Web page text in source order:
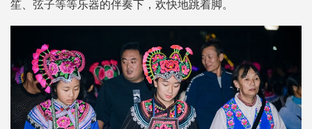
笙、弦子等等乐器的伴奏下，欢快地跳着脚。